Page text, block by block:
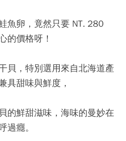
魚卵，竟然只要 NT. 280
的價格呀！
貝，特別選用來自北海道產
具甜味與鮮度，
的鮮甜滋味，海味的曼妙在
過癮。